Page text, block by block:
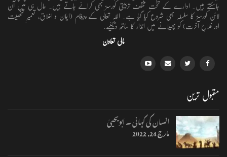
جاسکتے ہیں۔ ادارے کے تحت مختلف تربیتی کورسز بھی کرائے جاتے ہیں۔ حال ہی میں آن
لائن کورسز کا سلسلہ بھی شروع کیا گیا ہے۔ اللہ تعالٰی کے پیغام (ایمان و اخلاق، تعمیرِ شخصیت
اور فلاحِ آخرت) کو پھیلانے میں انذار کا ساتھ دیجئیے.
مالی تعاون
مقبول ترین
انسان کی کہانی ۔ ابویحییٰ
مارچ 24, 2022